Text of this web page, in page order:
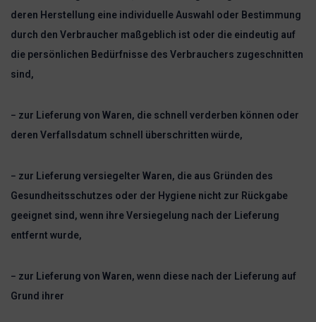
deren Herstellung eine individuelle Auswahl oder Bestimmung
durch den Verbraucher maßgeblich ist oder die eindeutig auf
die persönlichen Bedürfnisse des Verbrauchers zugeschnitten
sind,
− zur Lieferung von Waren, die schnell verderben können oder
deren Verfallsdatum schnell überschritten würde,
− zur Lieferung versiegelter Waren, die aus Gründen des
Gesundheitsschutzes oder der Hygiene nicht zur Rückgabe
geeignet sind, wenn ihre Versiegelung nach der Lieferung
entfernt wurde,
− zur Lieferung von Waren, wenn diese nach der Lieferung auf
Grund ihrer